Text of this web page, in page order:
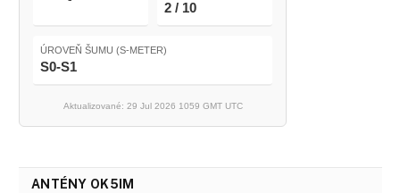
2 / 10
ÚROVEŇ ŠUMU (S-METER)
S0-S1
Aktualizované: 29 Jul 2026 1059 GMT UTC
ANTÉNY OK5IM